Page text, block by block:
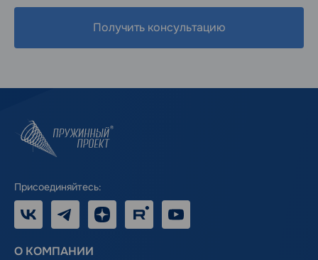
Получить консультацию
Присоединяйтесь:
Telegram Дзен RUTUBE
О КОМПАНИИ